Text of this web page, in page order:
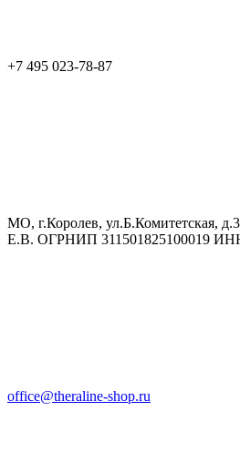
+7 495 023-78-87
МО, г.Королев, ул.Б.Комитетская,
Е.В. ОГРНИП 311501825100019
office@theraline-shop.ru